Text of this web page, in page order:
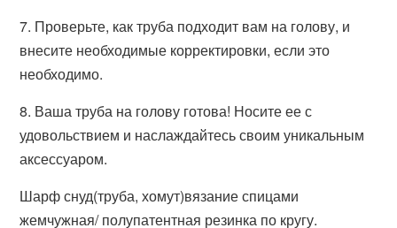
7. Проверьте, как труба подходит вам на голову, и
внесите необходимые корректировки, если это
необходимо.
8. Ваша труба на голову готова! Носите ее с
удовольствием и наслаждайтесь своим уникальным
аксессуаром.
Шарф снуд(труба, хомут)вязание спицами
жемчужная/ полупатентная резинка по кругу.